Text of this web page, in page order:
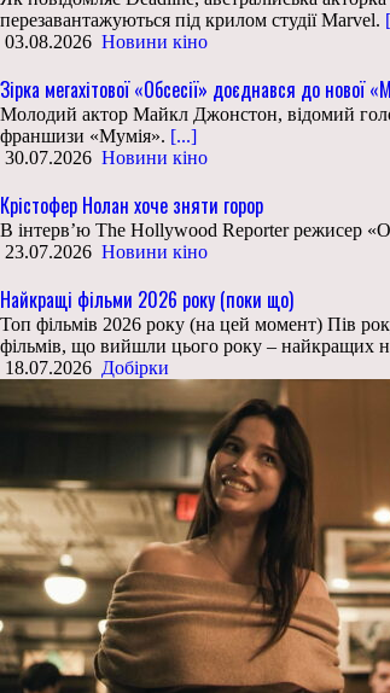
перезавантажуються під крилом студії Marvel.
03.08.2026 Новини кіно
Зірка мегахітової «Обсесії» доєднався до нової
Молодий актор Майкл Джонстон, відомий
франшизи «Мумія». [...]
30.07.2026 Новини кіно
Крістофер Нолан хоче зняти горор
В інтерв’ю The Hollywood Reporter режисер
23.07.2026 Новини кіно
Найкращі фільми 2026 року (поки що)
Топ фільмів 2026 року (на цей момент) Пів
фільмів, що вийшли цього року – найкращих
18.07.2026 Добірки